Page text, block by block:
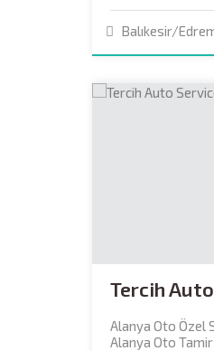
Balıkesir/
Tercih
Alanya Oto Özel
Alanya Oto